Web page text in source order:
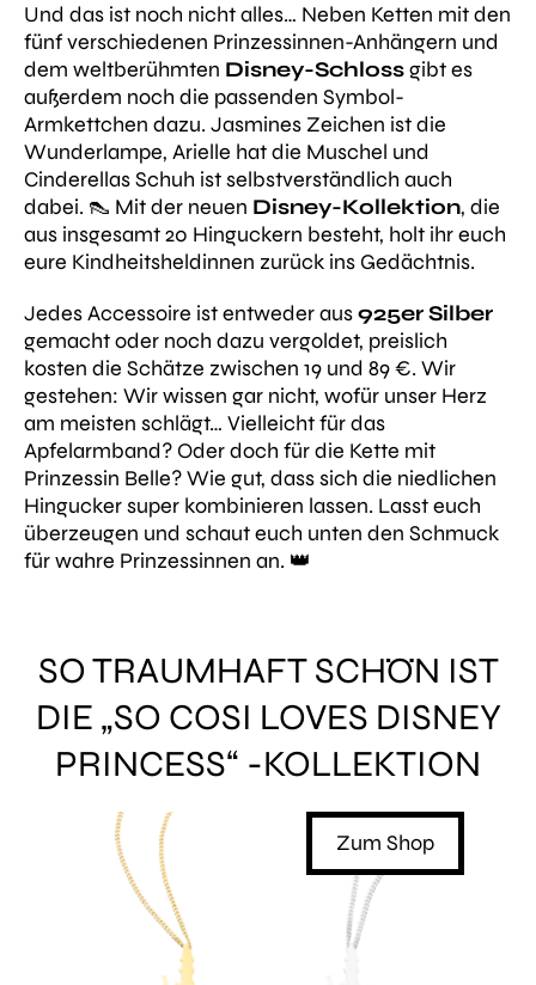
Und das ist noch nicht alles… Neben Ketten mit den
fünf verschiedenen Prinzessinnen-Anhängern und
dem weltberühmten Disney-Schlossgibt es
außerdem noch die passenden Symbol-
Armkettchen dazu. Jasmines Zeichen ist die
Wunderlampe, Arielle hat die Muschel und
Cinderellas Schuh ist selbstverständlich auch
dabei. 👠 Mit der neuen Disney-Kollektion, die
aus insgesamt 20 Hinguckern besteht, holt ihr euch
eure Kindheitsheldinnen zurück ins Gedächtnis.
Jedes Accessoire ist entweder aus925er Silber
gemacht oder noch dazu vergoldet, preislich
kosten die Schätze zwischen 19 und 89 €. Wir
gestehen: Wir wissen gar nicht, wofür unser Herz
am meisten schlägt… Vielleicht für das
Apfelarmband? Oder doch für die Kette mit
Prinzessin Belle? Wie gut, dass sich die niedlichen
Hingucker super kombinieren lassen. Lasst euch
überzeugen und schaut euch unten den Schmuck
für wahre Prinzessinnen an. 👑
SO TRAUMHAFT SCHÖN IST
DIE „SO COSI LOVES DISNEY
PRINCESS“ -KOLLEKTION
Zum Shop